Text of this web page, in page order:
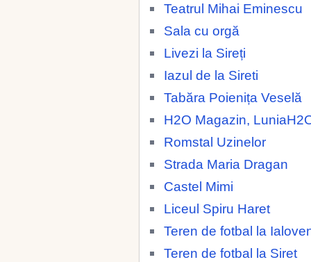
Teatrul Mihai Eminescu
Sala cu orgă
Livezi la Sireți
Iazul de la Sireti
Tabăra Poienița Veselă
H2O Magazin,
Romstal Uzinelor
Strada Maria Dragan
Castel Mimi
Liceul Spiru Haret
Teren de fotbal la
Teren de fotbal la Siret